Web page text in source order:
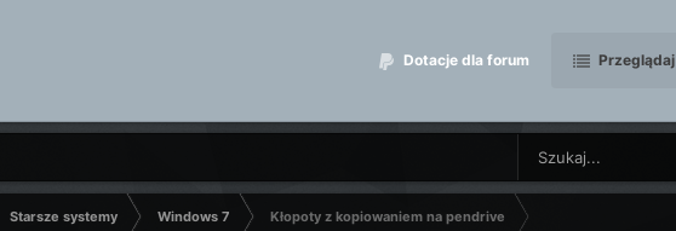
Dotacje dla forum Przeglądaj
Starsze systemy Windows 7 Kłopoty z kopiowaniem na pendrive